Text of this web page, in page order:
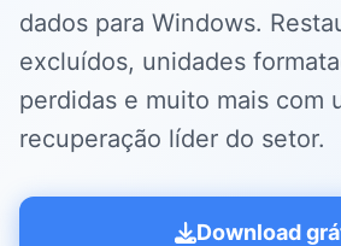
dados para Windows.
excluídos, unidades
perdidas e muito mais com
recuperação líder do setor.
Download